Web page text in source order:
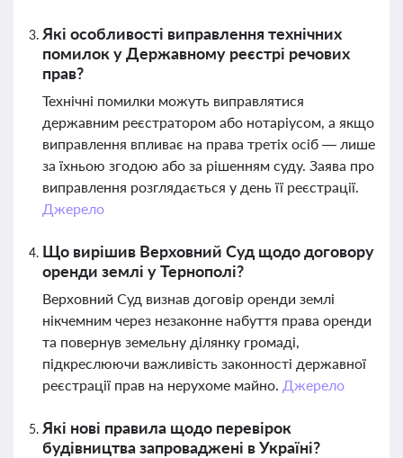
Які особливості виправлення технічних
помилок у Державному реєстрі речових
прав?
Технічні помилки можуть виправлятися
державним реєстратором або нотаріусом, а якщо
виправлення впливає на права третіх осіб — лише
за їхньою згодою або за рішенням суду. Заява про
виправлення розглядається у день її реєстрації.
Джерело
Що вирішив Верховний Суд щодо договору
оренди землі у Тернополі?
Верховний Суд визнав договір оренди землі
нікчемним через незаконне набуття права оренди
та повернув земельну ділянку громаді,
підкреслюючи важливість законності державної
реєстрації прав на нерухоме майно. Джерело
Які нові правила щодо перевірок
будівництва запроваджені в Україні?